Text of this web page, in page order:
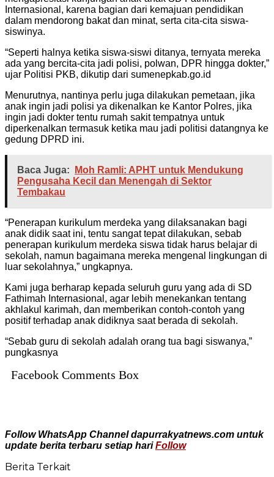
Internasional, karena bagian dari kemajuan pendidikan
dalam mendorong bakat dan minat, serta cita-cita siswa-
siswinya.
“Seperti halnya ketika siswa-siswi ditanya, ternyata mereka
ada yang bercita-cita jadi polisi, polwan, DPR hingga dokter,”
ujar Politisi PKB, dikutip dari sumenepkab.go.id
Menurutnya, nantinya perlu juga dilakukan pemetaan, jika
anak ingin jadi polisi ya dikenalkan ke Kantor Polres, jika
ingin jadi dokter tentu rumah sakit tempatnya untuk
diperkenalkan termasuk ketika mau jadi politisi datangnya ke
gedung DPRD ini.
Baca Juga:
Moh Ramli: APHT untuk Mendukung
Pengusaha Kecil dan Menengah di Sektor
Tembakau
“Penerapan kurikulum merdeka yang dilaksanakan bagi
anak didik saat ini, tentu sangat tepat dilakukan, sebab
penerapan kurikulum merdeka siswa tidak harus belajar di
sekolah, namun bagaimana mereka mengenal lingkungan di
luar sekolahnya,” ungkapnya.
Kami juga berharap kepada seluruh guru yang ada di SD
Fathimah Internasional, agar lebih menekankan tentang
akhlakul karimah, dan memberikan contoh-contoh yang
positif terhadap anak didiknya saat berada di sekolah.
“Sebab guru di sekolah adalah orang tua bagi siswanya,”
pungkasnya
Facebook Comments Box
Follow WhatsApp Channel dapurrakyatnews.com untuk
update berita terbaru setiap hariFollow
Berita Terkait